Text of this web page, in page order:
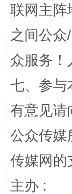
联网主阵
之间公
众服务！
七、参与
有意见请
公众传媒
传媒网的
主办 :